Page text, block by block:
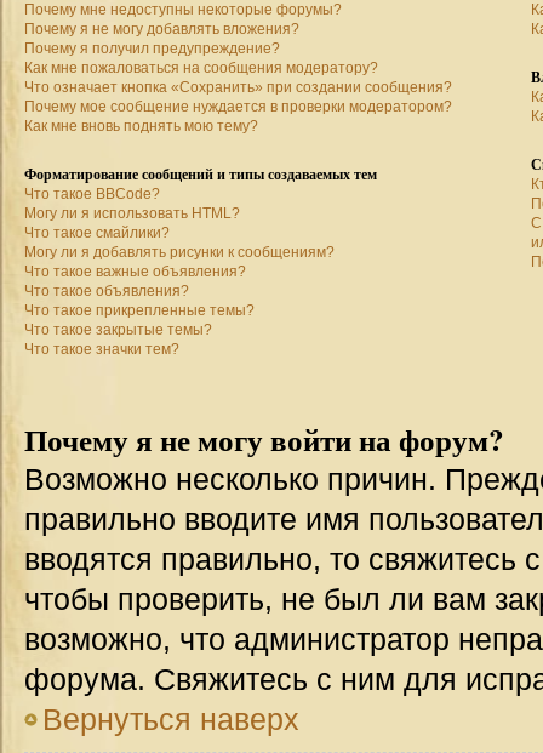
Почему мне недоступны некоторые форумы?
Почему я не могу добавлять вложения?
Почему я получил предупреждение?
Как мне пожаловаться на сообщения модератору?
Что означает кнопка «Сохранить» при создании сообщения?
Почему мое сообщение нуждается в проверки модератором?
Как мне вновь поднять мою тему?
Форматирование сообщений и типы создаваемых тем
Что такое BBCode?
Могу ли я использовать HTML?
Что такое смайлики?
Могу ли я добавлять рисунки к сообщениям?
Что такое важные объявления?
Что такое объявления?
Что такое прикрепленные темы?
Что такое закрытые темы?
Что такое значки тем?
С
Почему я не могу войти на форум?
Возможно несколько причин.
правильно вводите имя
вводятся правильно, то
чтобы проверить, не был ли вам
возможно, что администратор
форума. Свяжитесь с ним для
Вернуться наверх